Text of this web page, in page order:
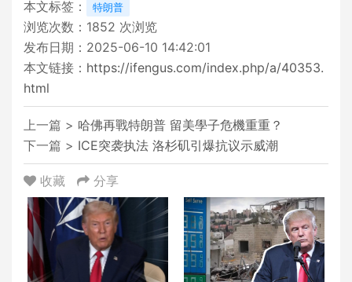
本文标签：
特朗普
浏览次数： 1852 次浏览
发布日期：2025-06-10 14:42:01
本文链接： https://ifengus.com/index.php/a/40353.
html
上一篇 > 哈佛再戰特朗普 留美學子危機重重？
下一篇 > ICE突袭执法 洛杉矶引爆抗议示威潮
收藏 分享